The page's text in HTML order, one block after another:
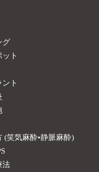
グ
ト
ト
(笑気麻酔•静脈麻酔)
法